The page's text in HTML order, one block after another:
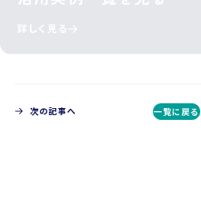
詳しく見る
次の記事へ 一覧に戻る